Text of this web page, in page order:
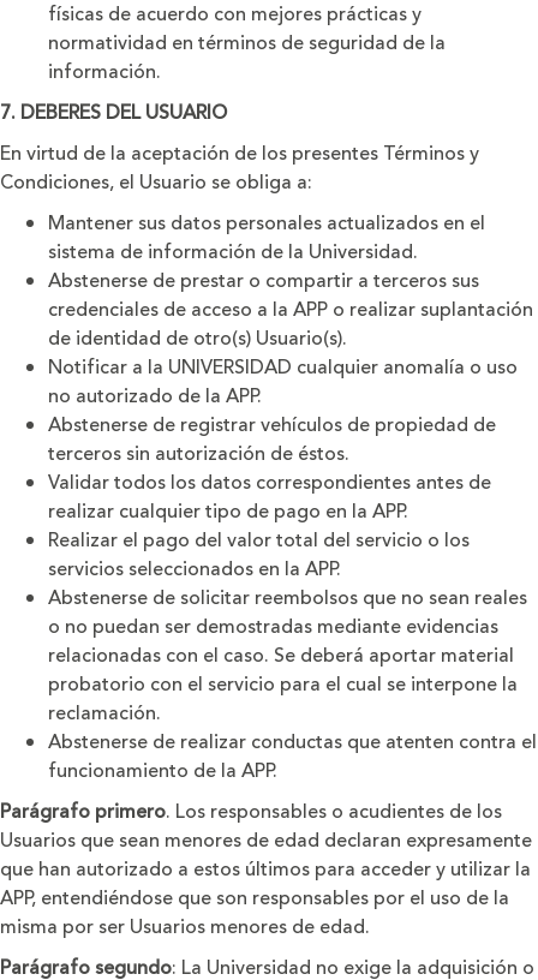
físicas de acuerdo con mejores prácticas y
normatividad en términos de seguridad de la
información.
7. DEBERES DEL USUARIO
En virtud de la aceptación de los presentes Términos y
Condiciones, el Usuario se obliga a:
Mantener sus datos personales actualizados en el
sistema de información de la Universidad.
Abstenerse de prestar o compartir a terceros sus
credenciales de acceso a la APP o realizar suplantación
de identidad de otro(s) Usuario(s).
Notificar a la UNIVERSIDAD cualquier anomalía o uso
no autorizado de la APP.
Abstenerse de registrar vehículos de propiedad de
terceros sin autorización de éstos.
Validar todos los datos correspondientes antes de
realizar cualquier tipo de pago en la APP.
Realizar el pago del valor total del servicio o los
servicios seleccionados en la APP.
Abstenerse de solicitar reembolsos que no sean reales
o no puedan ser demostradas mediante evidencias
relacionadas con el caso. Se deberá aportar material
probatorio con el servicio para el cual se interpone la
reclamación.
Abstenerse de realizar conductas que atenten contra el
funcionamiento de la APP.
Parágrafo primero. Los responsables o acudientes de los
Usuarios que sean menores de edad declaran expresamente
que han autorizado a estos últimos para acceder y utilizar la
APP, entendiéndose que son responsables por el uso de la
misma por ser Usuarios menores de edad.
Parágrafo segundo: La Universidad no exige la adquisición o